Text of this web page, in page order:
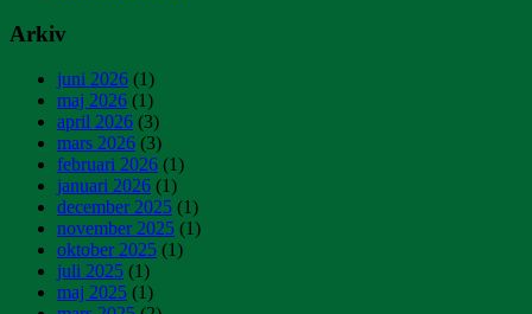
Arkiv
juni 2026 (1)
maj 2026 (1)
april 2026 (3)
mars 2026 (3)
februari 2026 (1)
januari 2026 (1)
december 2025 (1)
november 2025 (1)
oktober 2025 (1)
juli 2025 (1)
maj 2025 (1)